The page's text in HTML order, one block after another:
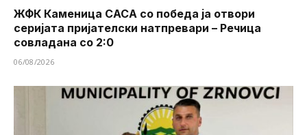
ЖФК Каменица САСА со победа ја отвори
серијата пријателски натпревари – Речица
совладана со 2:0
06/08/2026